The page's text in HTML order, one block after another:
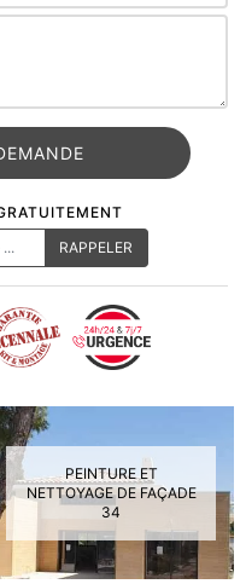
PEINTURE ET
NETTOYAGE DE FAÇADE
34